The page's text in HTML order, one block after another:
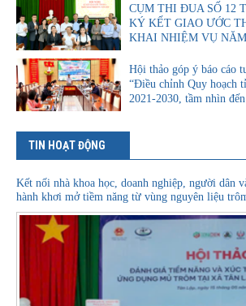
CỤM THI ĐUA SỐ 12
KÝ KẾT GIAO ƯỚC
KHAI NHIỆM VỤ
Hội thảo góp ý báo cáo
“Điều chỉnh Quy hoạch
2021-2030, tầm nhìn
TIN HOẠT ĐỘNG
Kết nối nhà khoa học, doanh nghiệp, người dân
hành khơi mở tiềm năng từ vùng nguyên liệu